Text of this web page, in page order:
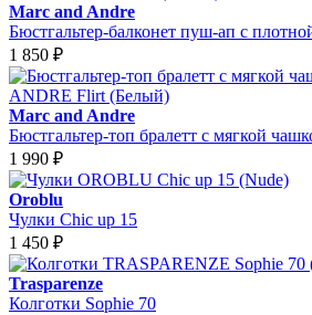
Marc and Andre
Бюстгальтер-балконет пуш-ап с
1 850 ₽
Marc and Andre
Бюстгальтер-топ бралетт с мягкой
1 990 ₽
Oroblu
Чулки Chic up 15
1 450 ₽
Trasparenze
Колготки Sophie 70